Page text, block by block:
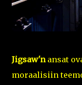
Jigsaw'n ansat
moraalisiin